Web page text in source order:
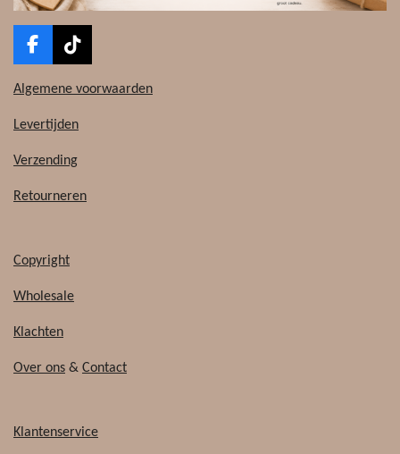
F
c
b
o
T
k
o
Algemene voorwaarden
Levertijden
Verzending
Retourneren
Copyright
Wholesale
Klachten
Over ons & Contact
Klantenservice